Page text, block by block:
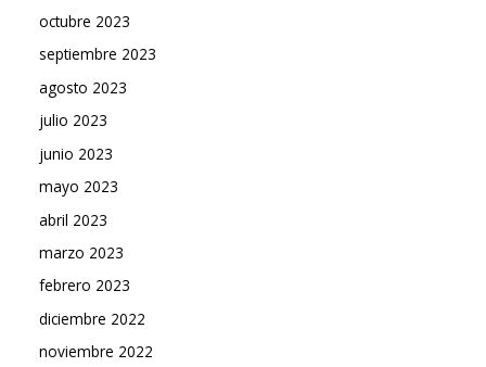
octubre 2023
septiembre 2023
agosto 2023
julio 2023
junio 2023
mayo 2023
abril 2023
marzo 2023
febrero 2023
diciembre 2022
noviembre 2022